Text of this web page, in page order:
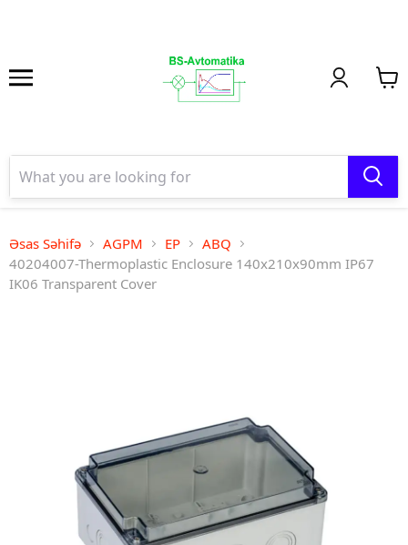
Əsas Səhifə AGPM EP
ABQ
40204007-Thermoplastic Enclosure 140x210x90mm IP67
IK06 Transparent Cover